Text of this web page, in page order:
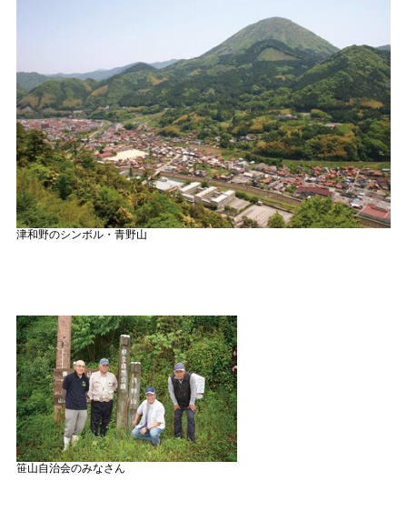
津和野のシンボル・青野山
笹山自治会のみなさん